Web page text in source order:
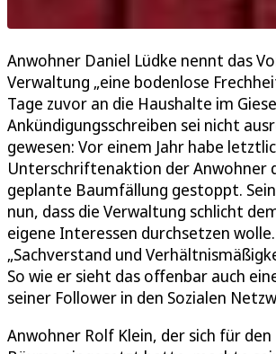
Anwohner Daniel Lüdke nennt das
Verwaltung „eine bodenlose
Tage zuvor an die Haushalte im
Ankündigungsschreiben sei nicht
gewesen: Vor einem Jahr habe
Unterschriftenaktion der Anwohner
geplante Baumfällung gestoppt.
nun, dass die Verwaltung schlicht
eigene Interessen durchsetzen
„Sachverstand und
So wie er sieht das offenbar auch
seiner Follower in den Sozialen
Anwohner Rolf Klein, der sich für